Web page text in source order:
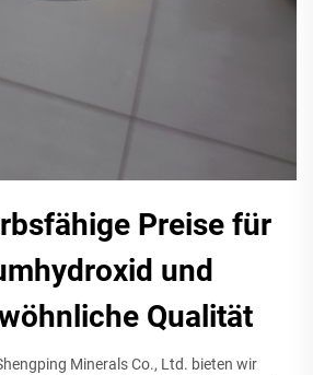
Preise für
und
Qualität
Minerals Co., Ltd. bieten wir